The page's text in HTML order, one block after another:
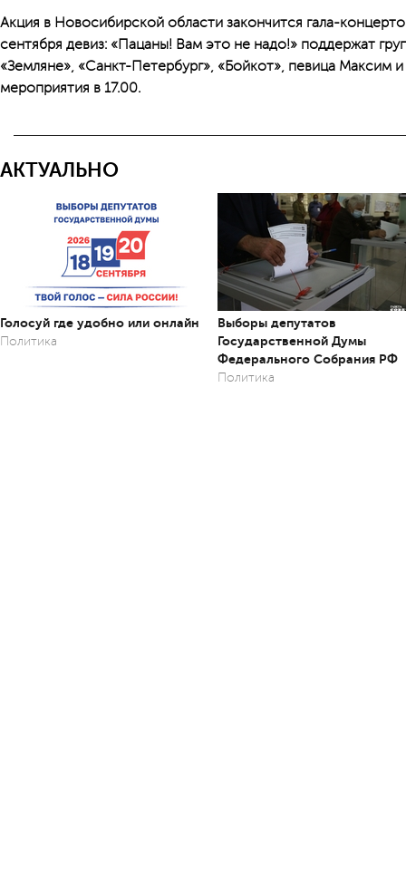
Акция в Новосибирской области закончится гала-
сентября девиз: «Пацаны! Вам это не надо!» поддержат
«Земляне», «Санкт-Петербург», «Бойкот», певица Максим
мероприятия в 17.00.
АКТУАЛЬНО
Голосуй где удобно или онлайн
Политика
Выборы депутатов
Государственной Думы
Федерального Собрания РФ
Политика